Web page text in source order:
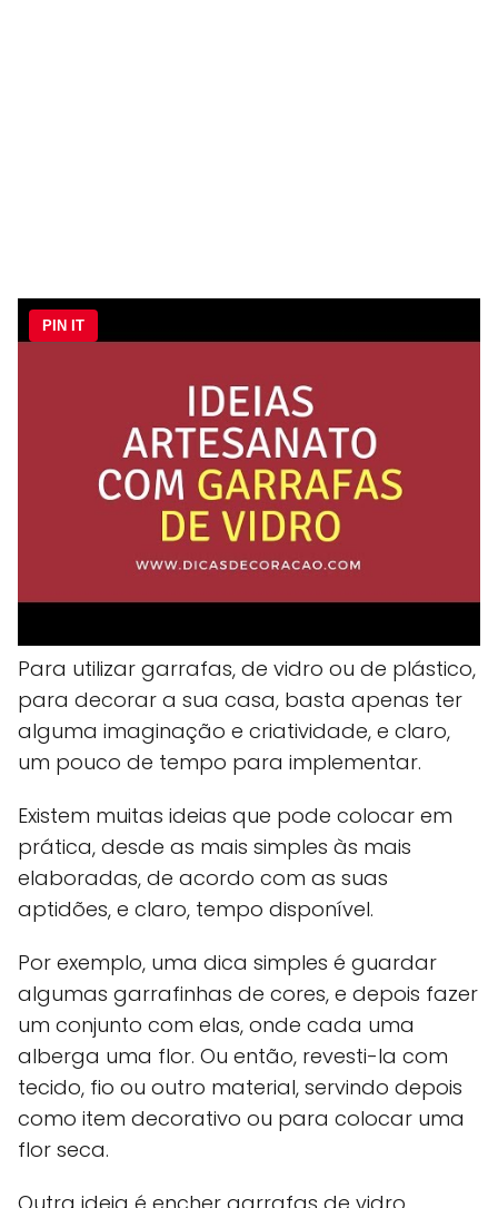
PIN IT
Para utilizar garrafas, de vidro ou de plástico,
para decorar a sua casa, basta apenas ter
alguma imaginação e criatividade, e claro,
um pouco de tempo para implementar.
Existem muitas ideias que pode colocar em
prática, desde as mais simples às mais
elaboradas, de acordo com as suas
aptidões, e claro, tempo disponível.
Por exemplo, uma dica simples é guardar
algumas garrafinhas de cores, e depois fazer
um conjunto com elas, onde cada uma
alberga uma flor. Ou então, revesti-la com
tecido, fio ou outro material, servindo depois
como item decorativo ou para colocar uma
flor seca.